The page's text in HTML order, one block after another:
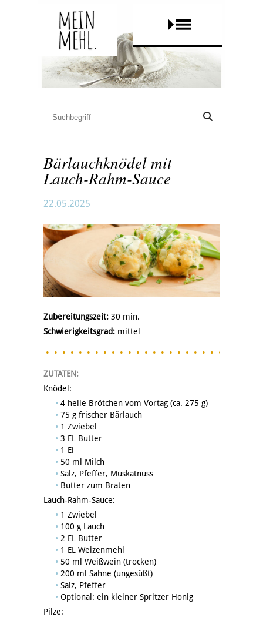
Bärlauchknödel mit
Lauch-Rahm-Sauce
22.05.2025
Zubereitungszeit: 30 min.
Schwierigkeitsgrad: mittel
ZUTATEN:
Knödel:
4 helle Brötchen vom Vortag (ca. 275 g)
75 g frischer Bärlauch
1 Zwiebel
3 EL Butter
1 Ei
50 ml Milch
Salz, Pfeffer, Muskatnuss
Butter zum Braten
Lauch-Rahm-Sauce:
1 Zwiebel
100 g Lauch
2 EL Butter
1 EL Weizenmehl
50 ml Weißwein (trocken)
200 ml Sahne (ungesüßt)
Salz, Pfeffer
Optional: ein kleiner Spritzer Honig
Pilze: